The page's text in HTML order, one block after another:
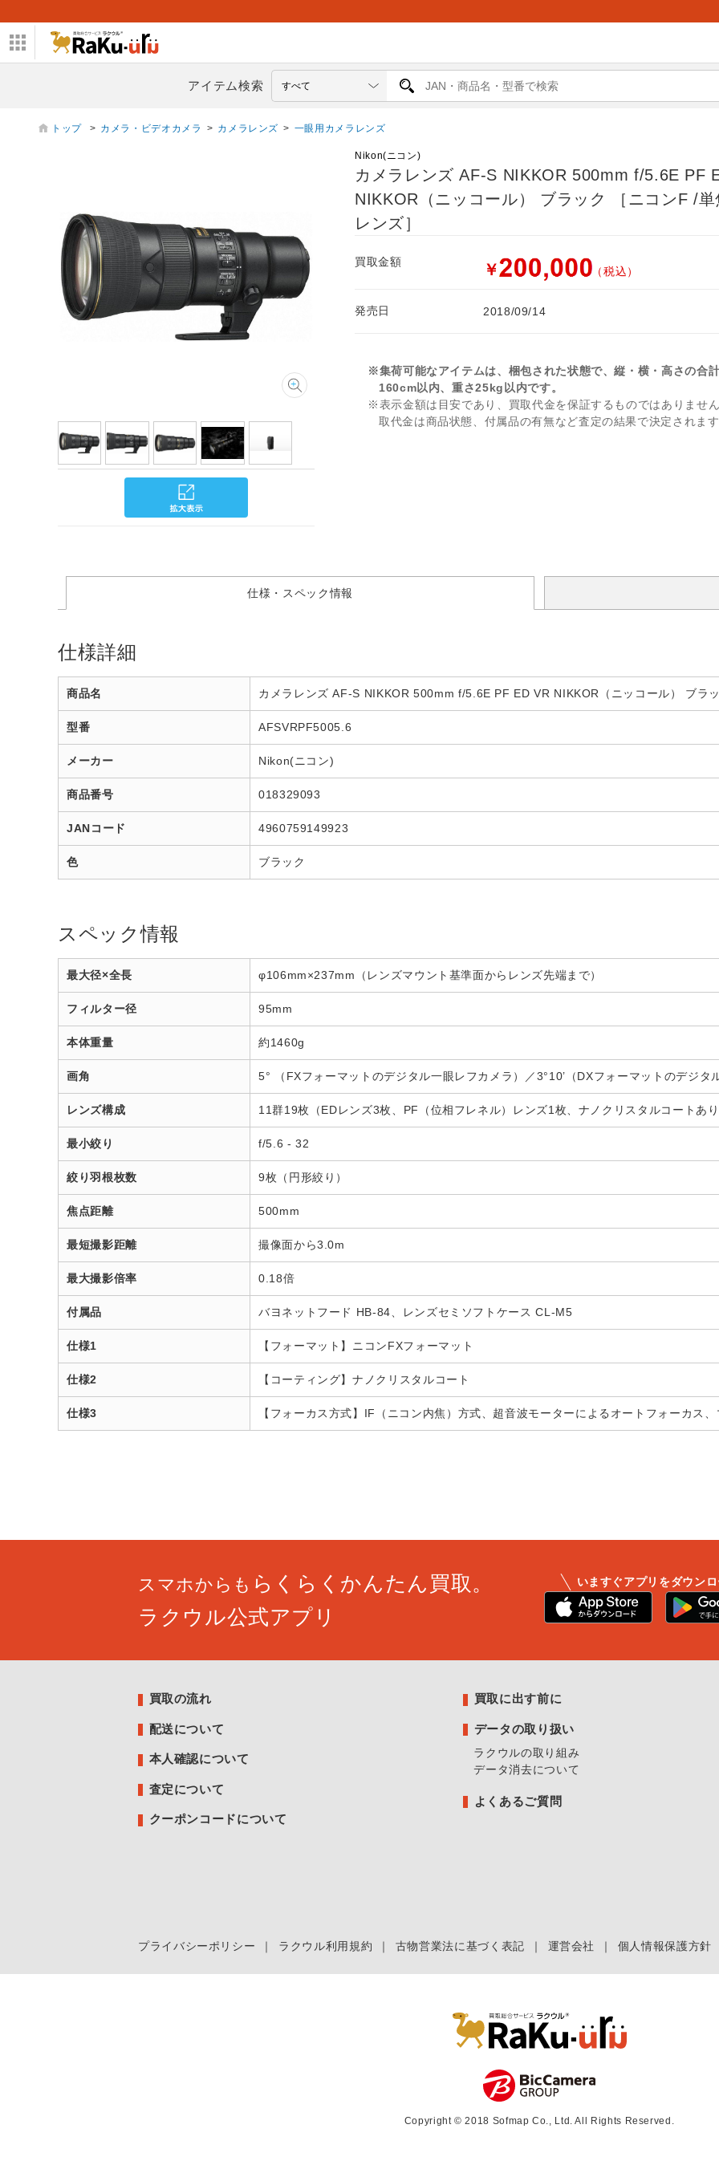
アイテム検索
トップ > カメラ・ビデオカメラ > カメラレンズ > 一眼用カメラレンズ
Nikon(ニコン)
カメラレンズ AF-S NIKKOR 500mm f/5.6E PF
NIKKOR（ニッコール） ブラック ［ニコンF /単
レンズ］
買取金額 ￥ （税込）
発売日 2018/09/14
※集荷可能なアイテムは、梱包された状態で、縦・横・高さの合
160cm以内、重さ25kg以内です。
※表示金額は目安であり、買取代金を保証するものではありませ
取代金は商品状態、付属品の有無など査定の結果で決定されます
仕様・スペック情報
仕様詳細
商品名 カメラレンズ AF-S NIKKOR 500mm f/5.6E PF ED VR NIKKOR（ニッコール） ブラ
型番 AFSVRPF5005.6
メーカー Nikon(ニコン)
商品番号 018329093
JANコード 4960759149923
色 ブラック
スペック情報
最大径×全長 φ106mm×237mm（レンズマウント基準面からレンズ先端まで）
フィルター径 95mm
本体重量 約1460g
画角 5° （FXフォーマットのデジタル一眼レフカメラ）／3°10’（DXフォーマットのデジタ
レンズ構成 11群19枚（EDレンズ3枚、PF（位相フレネル）レンズ1枚、ナノクリスタルコートあ
最小絞り f/5.6 - 32
絞り羽根枚数 9枚（円形絞り）
焦点距離 500mm
最短撮影距離 撮像面から3.0m
最大撮影倍率 0.18倍
付属品 バヨネットフード HB-84、レンズセミソフトケース CL-M5
仕様1 【フォーマット】ニコンFXフォーマット
仕様2 【コーティング】ナノクリスタルコート
仕様3 【フォーカス方式】IF（ニコン内焦）方式、超音波モーターによるオートフォーカス
スマホからも らくらくかんたん買取。
ラクウル公式アプリ
いますぐアプリをダウン
買取の流れ
配送について
本人確認について
査定について
クーポンコードについて
買取に出す前に
データの取り扱い
ラクウルの取り組み
データ消去について
よくあるご質問
プライバシーポリシー ｜ ラクウル利用規約 ｜ 古物営業法に基づく表記 ｜ 運営会社 ｜ 個人情報保護方針
Copyright © 2018 Sofmap Co., Ltd. All Rights Reserved.